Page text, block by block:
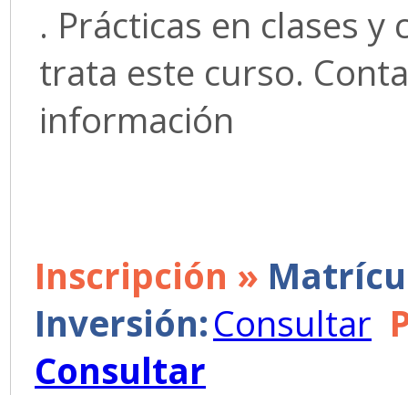
. Prácticas en clases y
trata este curso.
información
Inscripción »
Inversión:Consultar
Consultar